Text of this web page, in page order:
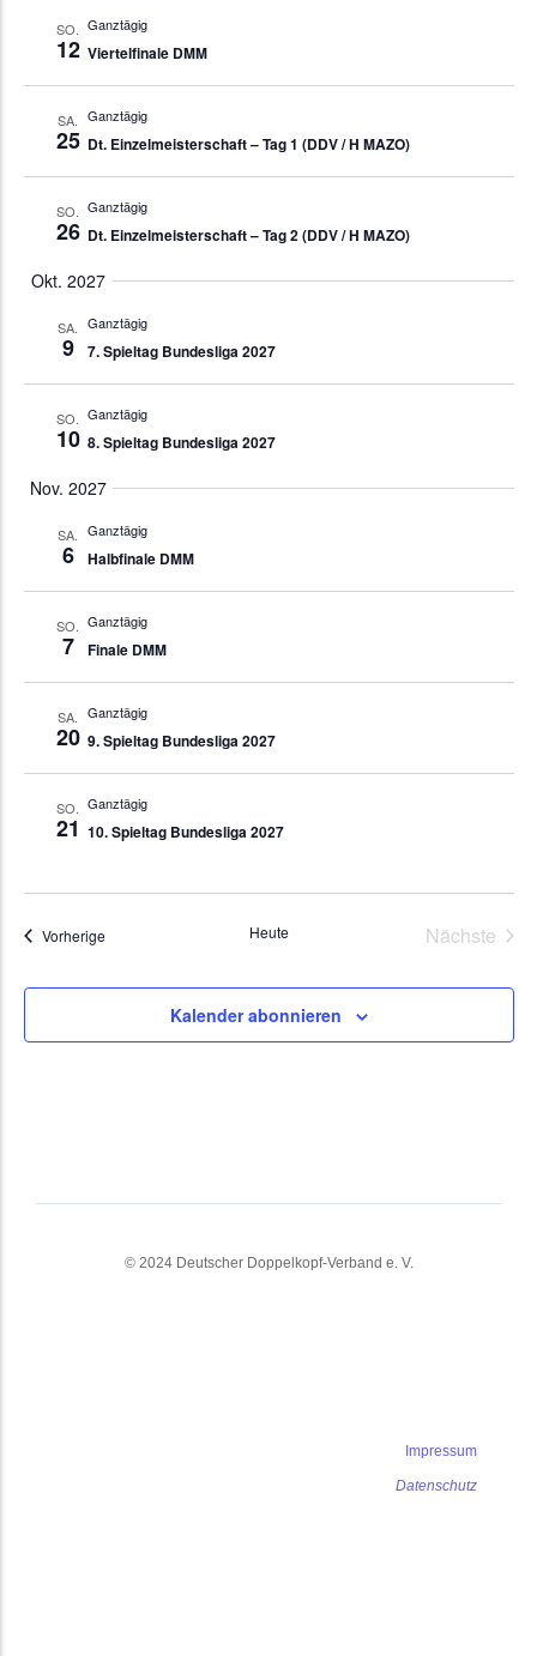
SO.
12
Ganztägig
Viertelfinale DMM
SA.
25
Ganztägig
Dt. Einzelmeisterschaft – Tag 1 (DDV / H MAZO)
SO.
26
Ganztägig
Dt. Einzelmeisterschaft – Tag 2 (DDV / H MAZO)
Okt. 2027
SA.
9
Ganztägig
7. Spieltag Bundesliga 2027
SO.
10
Ganztägig
8. Spieltag Bundesliga 2027
Nov. 2027
SA.
6
Ganztägig
Halbfinale DMM
SO.
7
Ganztägig
Finale DMM
SA.
20
Ganztägig
9. Spieltag Bundesliga 2027
SO.
21
Ganztägig
10. Spieltag Bundesliga 2027
VorherigeVeranstaltungen Heute Nächste
Kalender abonnieren
© 2024 Deutscher Doppelkopf-Verband e. V.
Impressum
Datenschutz